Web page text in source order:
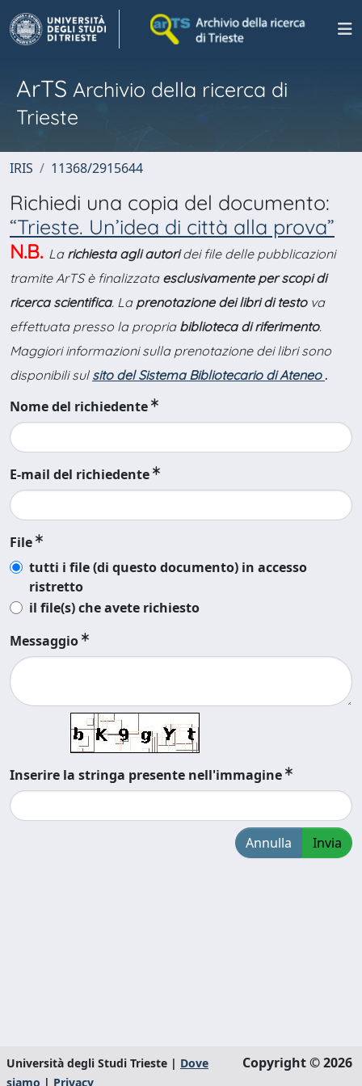
ArTS Archivio della ricerca di
Trieste
IRIS 11368/2915644
Richiedi una copia del documento:
“Trieste. Un’idea di città alla prova”
N.B. La richiesta agli autoridei file delle pubblicazioni
tramite ArTS è finalizzata esclusivamente per scopi di
ricerca scientifica. La prenotazione dei libri di testova
effettuata presso la propria biblioteca di riferimento.
Maggiori informazioni sulla prenotazione dei libri sono
disponibili sul sito del Sistema Bibliotecario di Ateneo .
Nome del richiedente
E-mail del richiedente
File
tutti i file (di questo documento) in accesso
ristretto
il file(s) che avete richiesto
Messaggio
Inserire la stringa presente nell'immagine
Annulla Invia
Università degli Studi Trieste | Dove
siamo | Privacy
Copyright © 2026